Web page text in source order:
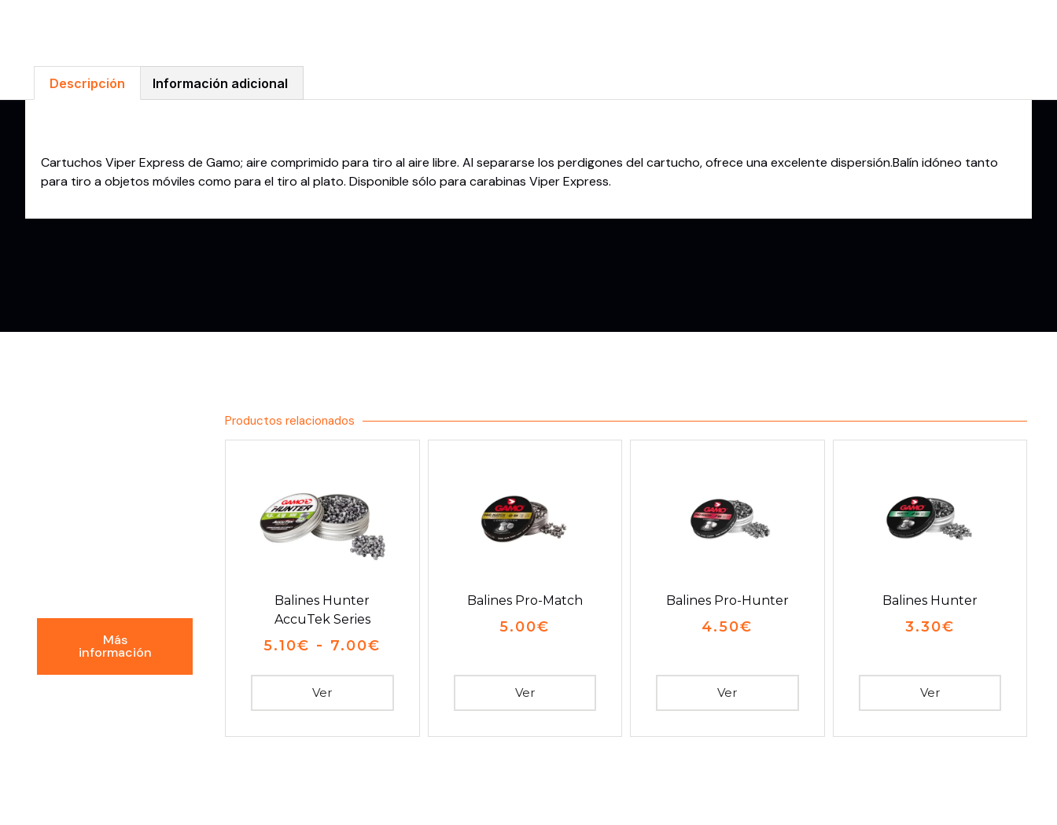
Descripción Información adicional
Cartuchos Viper Express de Gamo; aire comprimido para tiro al aire libre. Al separarse los perdigones del cartucho, ofrece una excelente dispersión.Balín idóneo tanto
para tiro a objetos móviles como para el tiro al plato. Disponible sólo para carabinas Viper Express.
Más
información
Productos relacionados
Balines Hunter
AccuTek Series
5.10€ - 7.00€
Ver
Balines Pro-Match
5.00€
Ver
Balines Pro-Hunter
4.50€
Ver
Balines Hunter
3.30€
Ver